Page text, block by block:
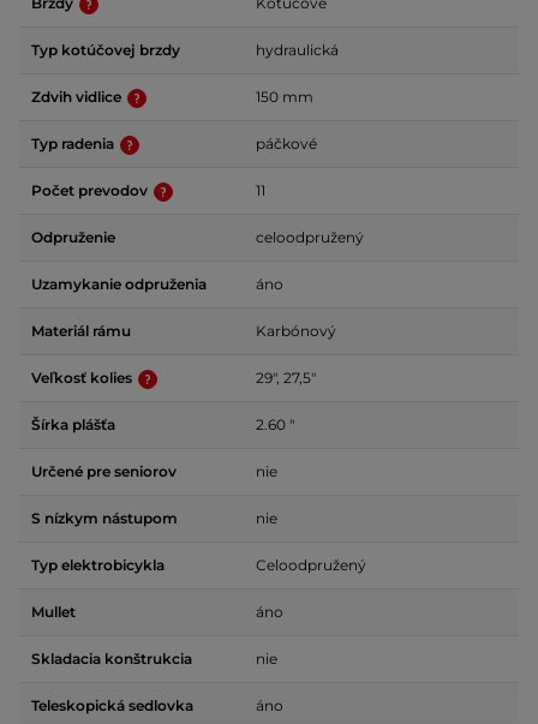
Typ kotúčovej brzdy hydraulická
Zdvih vidlice 150 mm
Typ radenia páčkové
Počet prevodov 11
Odpruženie celoodpružený
Uzamykanie odpruženia áno
Materiál rámu Karbónový
Veľkosť kolies 29", 27,5"
Šírka plášťa 2.60 "
Určené pre seniorov nie
S nízkym nástupom nie
Typ elektrobicykla Celoodpružený
Mullet áno
Skladacia konštrukcia nie
Teleskopická sedlovka áno